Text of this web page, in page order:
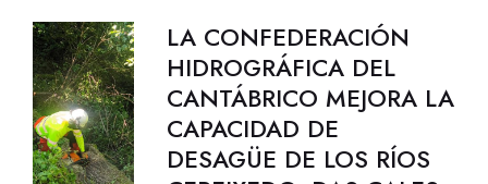
LA CONFEDERACIÓN
HIDROGRÁFICA DEL
CANTÁBRICO MEJORA LA
CAPACIDAD DE
DESAGÜE DE LOS RÍOS